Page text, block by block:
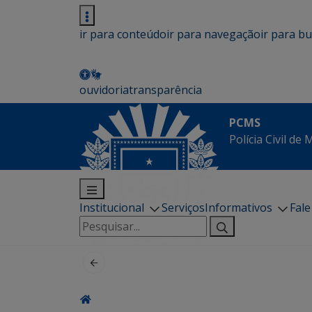
ir para conteúdoir para navegaçãoir para
ouvidoriatransparência
PCMS
Polícia Civil de
Institucional ServiçosInformativos
Pesquisar
por: